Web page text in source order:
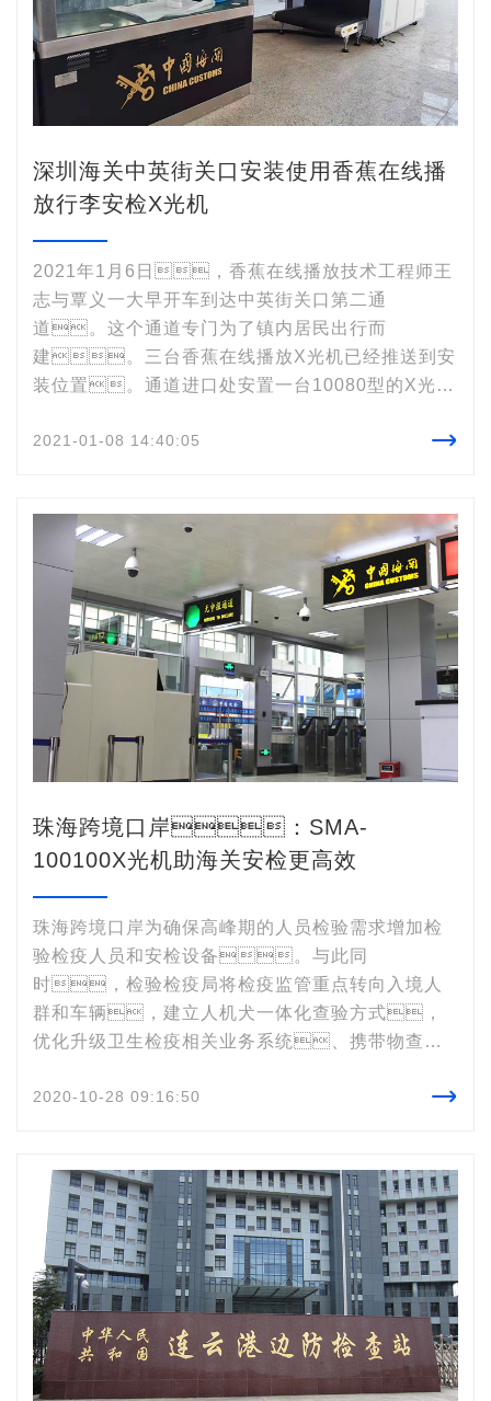
深圳海关中英街关口安装使用香蕉在线播
放行李安检X光机
2021年1月6日，香蕉在线播放技术工程师王
志与覃义一大早开车到达中英街关口第二通
道。这个通道专门为了镇内居民出行而
建。三台香蕉在线播放X光机已经推送到安
装位置。通道进口处安置一台10080型的X光行
0厘米以内
2021-01-08 14:40:05 
珠海跨境口岸：SMA-
100100X光机助海关安检更高效
珠海跨境口岸为确保高峰期的人员检验需求增加检
验检疫人员和安检设备。与此同
时，检验检疫局将检疫监管重点转向入境人
群和车辆，建立人机犬一体化查验方式，
优化升级卫生检疫相关业务系统、携带物查验
岸特向香蕉在线播放采购SMA-10080安检
2020-10-28 09:16:50 